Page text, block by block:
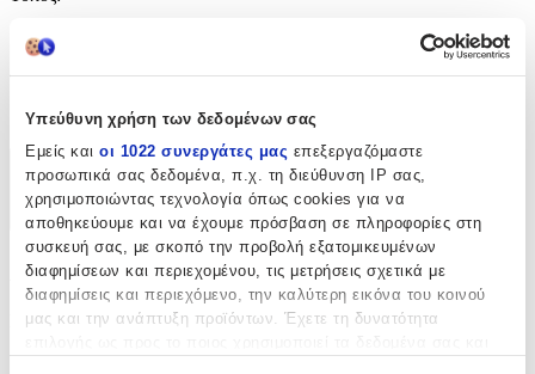
Υπεύθυνη χρήση των δεδομένων σας
Εμείς και οι 1022 συνεργάτες μας επεξεργαζόμαστε
προσωπικά σας δεδομένα, π.χ. τη διεύθυνση IP σας,
χρησιμοποιώντας τεχνολογία όπως cookies για να
αποθηκεύουμε και να έχουμε πρόσβαση σε πληροφορίες στη
συσκευή σας, με σκοπό την προβολή εξατομικευμένων
διαφημίσεων και περιεχομένου, τις μετρήσεις σχετικά με
διαφημίσεις και περιεχόμενο, την καλύτερη εικόνα του κοινού
μας και την ανάπτυξη προϊόντων. Έχετε τη δυνατότητα
Clip:
Όχι
Χαρακτηριστικά
+
Χαρακτηριστικά
Κατασκευαστής:
Bizou-Shop